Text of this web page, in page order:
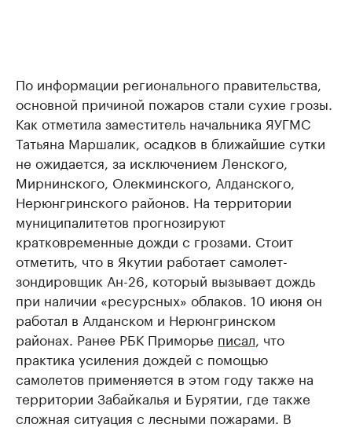
По информации регионального правительства,
основной причиной пожаров стали сухие грозы.
Как отметила заместитель начальника ЯУГМС
Татьяна Маршалик, осадков в ближайшие сутки
не ожидается, за исключением Ленского,
Мирнинского, Олекминского, Алданского,
Нерюнгринского районов. На территории
муниципалитетов прогнозируют
кратковременные дожди с грозами. Стоит
отметить, что в Якутии работает самолет-
зондировщик Ан-26, который вызывает дождь
при наличии «ресурсных» облаков. 10 июня он
работал в Алданском и Нерюнгринском
районах. Ранее РБК Приморье писал , что
практика усиления дождей с помощью
самолетов применяется в этом году также на
территории Забайкалья и Бурятии, где также
сложная ситуация с лесными пожарами. В